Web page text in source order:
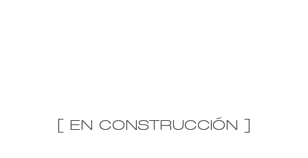
[ EN CONSTRUCCIÓN ]